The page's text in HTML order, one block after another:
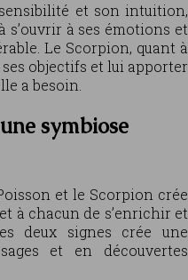
et son intuition,
s’ouvrir à ses émotions et
Le Scorpion, quant à
objectifs et lui apporter
a besoin.
symbiose
et le Scorpion crée
à chacun de s’enrichir et
deux signes crée une
et en découvertes